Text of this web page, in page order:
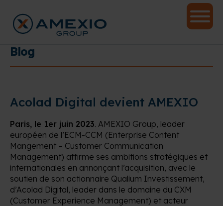
Blog
Acolad Digital devient AMEXIO
Paris, le 1er juin 2023. AMEXIO Group, leader
européen de l’ECM-CCM (Enterprise Content
Mangement – Customer Communication
Management) affirme ses ambitions stratégiques et
internationales en annonçant l’acquisition, avec le
soutien de son actionnaire Qualium Investissement,
d’Acolad Digital, leader dans le domaine du CXM
(Customer Experience Management) et acteur